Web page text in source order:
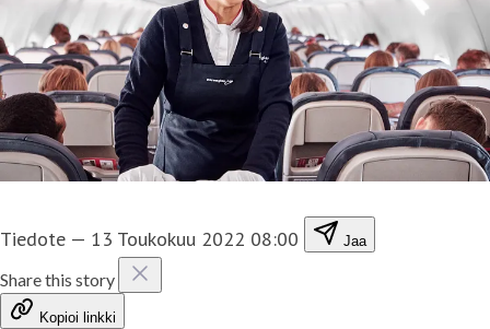
Tiedote — 13 Toukokuu 2022 08:00 Jaa
Share this story
Kopioi linkki